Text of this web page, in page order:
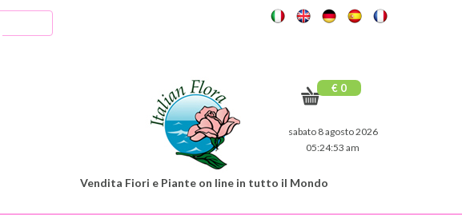
€ 0
sabato 8 agosto 2026
05:24:54 am
Vendita Fiori e Piante on line in tutto il Mondo